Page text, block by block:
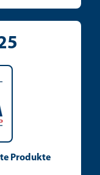
Produkte